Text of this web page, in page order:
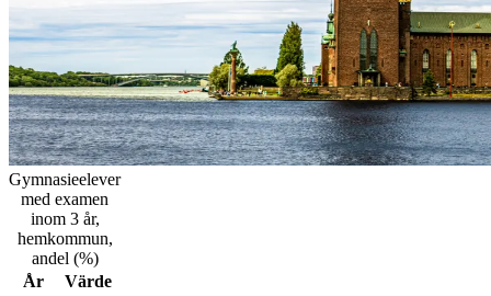
Gymnasieelever
med examen
inom 3 år,
hemkommun,
andel (%)
År
Värde